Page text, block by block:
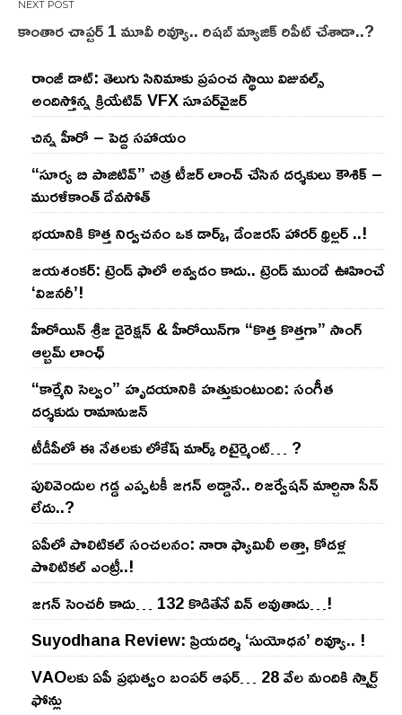
కాంతార చాప్టర్ 1 మూవీ రివ్యూ.. రిషబ్ మ్యాజిక్ రిపీట్ చేశాడా..?
రాంజీ డాట్: తెలుగు సినిమాకు ప్రపంచ స్థాయి విజువల్స్
అందిస్తోన్న క్రియేటివ్ VFX సూపర్‌వైజర్
చిన్న హీరో – పెద్ద సహాయం
“సూర్య బి పాజిటివ్” చిత్ర టీజర్ లాంచ్ చేసిన‌ దర్శకులు కౌశిక్ –
మురళీకాంత్ దేవసోత్
భయానికి కొత్త నిర్వచనం ఒక డార్క్, డేంజరస్ హారర్ థ్రిల్లర్ ..!
జయశంకర్: ట్రెండ్‌ ఫాలో అవ్వడం కాదు.. ట్రెండ్‌ ముందే ఊహించే
‘విజనరీ’!
హీరోయిన్ శ్రీజ డైరెక్ష‌న్ & హీరోయిన్‌గా “కొత్త కొత్తగా” సాంగ్
ఆల్బమ్ లాంఛ్
“కార్మేని సెల్వం” హృదయానికి హత్తుకుంటుంది: సంగీత
దర్శకుడు రామానుజన్
టీడీపీలో ఈ నేత‌ల‌కు లోకేష్ మార్క్ రిటైర్మెంట్‌… ?
పులివెందుల గ‌డ్డ ఎప్ప‌ట‌కీ జ‌గ‌న్ అడ్డానే.. రిజ‌ర్వేష‌న్ మార్చినా సీన్
లేదు..?
ఏపీలో పొలిటిక‌ల్ సంచ‌ల‌నం: నారా ఫ్యామిలీ అత్తా, కోడ‌ళ్ల
పొలిటికల్ ఎంట్రీ..!
జ‌గ‌న్ సెంచ‌రీ కాదు… 132 కొడితేనే విన్ అవుతాడు…!
Suyodhana Review: ప్రియదర్శి ‘సుయోధన’ రివ్యూ.. !
VAOల‌కు ఏపీ ప్ర‌భుత్వం బంప‌ర్ ఆఫ‌ర్‌… 28 వేల మందికి స్మార్ట్
ఫోన్లు